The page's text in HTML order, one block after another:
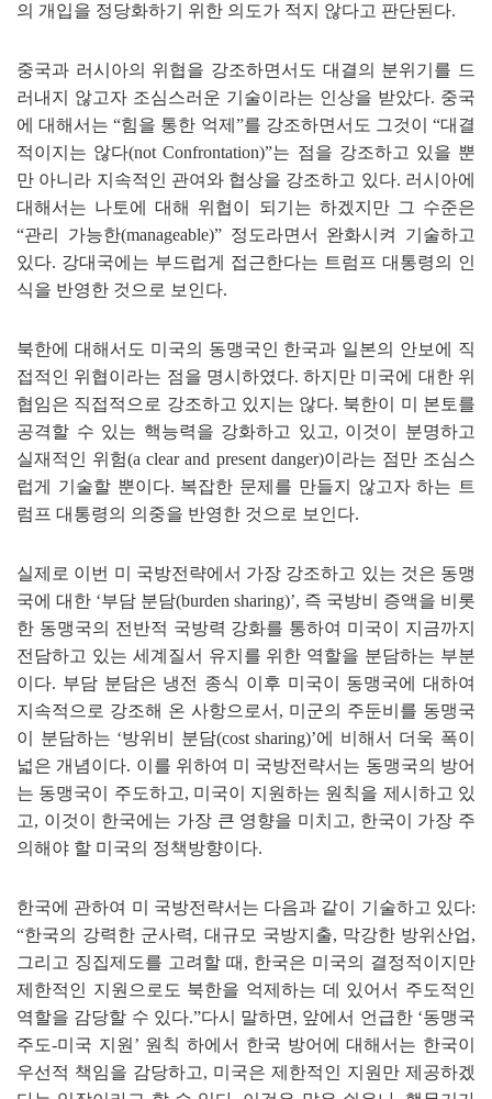
의 개입을 정당화하기 위한 의도가 적지 않다고 판단된다.
중국과 러시아의 위협을 강조하면서도 대결의 분위기를 드
러내지 않고자 조심스러운 기술이라는 인상을 받았다. 중국
에 대해서는 “힘을 통한 억제 ”를 강조하면서도 그것이 “대결
적이지는 않다(not Confrontation)”는 점을 강조하고 있을 뿐
만 아니라 지속적인 관여와 협상을 강조하고 있다. 러시아에
대해서는 나토에 대해 위협이 되기는 하겠지만 그 수준은
“관리 가능한(manageable)” 정도라면서 완화시켜 기술하고
있다. 강대국에는 부드럽게 접근한다는 트럼프 대통령의 인
식을 반영한 것으로 보인다.
북한에 대해서도 미국의 동맹국인 한국과 일본의 안보에 직
접적인 위협이라는 점을 명시하였다.하지만 미국에 대한 위
협임은 직접적으로 강조하고 있지는 않다. 북한이 미 본토를
공격할 수 있는 핵능력을 강화하고 있고, 이것이 분명하고
실재적인 위험(a clear and present danger)이라는 점만 조심스
럽게 기술할 뿐이다. 복잡한 문제를 만들지 않고자 하는 트
럼프 대통령의 의중을 반영한 것으로 보인다.
실제로 이번 미 국방전략에서 가장 강조하고 있는 것은 동맹
국에 대한 ‘부담 분담(burden sharing)’, 즉 국방비 증액을 비롯
한 동맹국의 전반적 국방력 강화를 통하여 미국이 지금까지
전담하고 있는 세계질서 유지를 위한 역할을 분담하는 부분
이다. 부담 분담은 냉전 종식 이후 미국이 동맹국에 대하여
지속적으로 강조해 온 사항으로서 , 미군의 주둔비를 동맹국
이 분담하는 ‘방위비 분담(cost sharing)’에 비해서 더욱 폭이
넓은 개념이다. 이를 위하여 미 국방전략서는 동맹국의 방어
는 동맹국이 주도하고, 미국이 지원하는 원칙을 제시하고 있
고, 이것이 한국에는 가장 큰 영향을 미치고, 한국이 가장 주
의해야 할 미국의 정책방향이다.
한국에 관하여 미 국방전략서는 다음과 같이 기술하고 있다:
“한국의 강력한 군사력, 대규모 국방지출, 막강한 방위산업,
그리고 징집제도를 고려할 때 , 한국은 미국의 결정적이지만
제한적인 지원으로도 북한을 억제하는 데 있어서 주도적인
역할을 감당할 수 있다.”다시 말하면 , 앞에서 언급한 ‘동맹국
주도-미국 지원 ’ 원칙 하에서 한국 방어에 대해서는 한국이
우선적 책임을 감당하고, 미국은 제한적인 지원만 제공하겠